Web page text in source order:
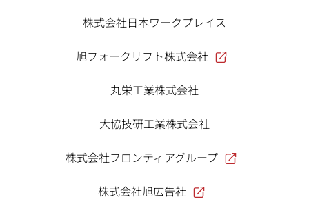
株式会社日本ワークプレイス
旭フォークリフト株式会社
丸栄工業株式会社
大協技研工業株式会社
株式会社フロンティアグループ
株式会社旭広告社